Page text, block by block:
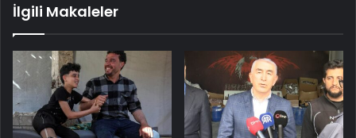
İlgili Makaleler